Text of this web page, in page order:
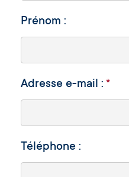
Prénom :
Adresse e-mail : *
Téléphone :